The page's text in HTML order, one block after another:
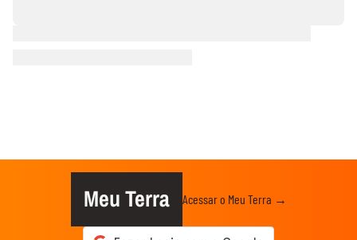
Meu Terra Acessar o Meu Terra →